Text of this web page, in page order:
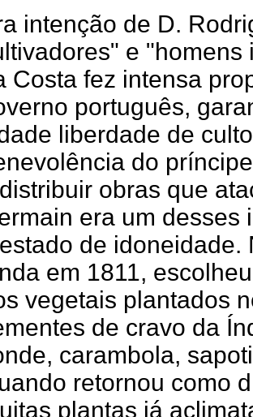
intenção de D.
e
Costa fez intensa
português,
liberdade de
do
obras que
era um desses
de idoneidade.
em 1811,
vegetais plantados
de cravo da
carambola,
retornou como
plantas já